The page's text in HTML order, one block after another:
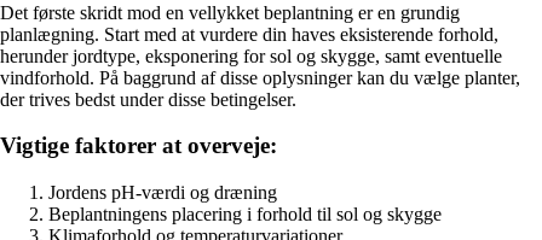
Det første skridt mod en vellykket beplantning er en grundig
planlægning. Start med at vurdere din haves eksisterende forhold,
herunder jordtype, eksponering for sol og skygge, samt eventuelle
vindforhold. På baggrund af disse oplysninger kan du vælge planter,
der trives bedst under disse betingelser.
Vigtige faktorer at overveje:
Jordens pH-værdi og dræning
Beplantningens placering i forhold til sol og skygge